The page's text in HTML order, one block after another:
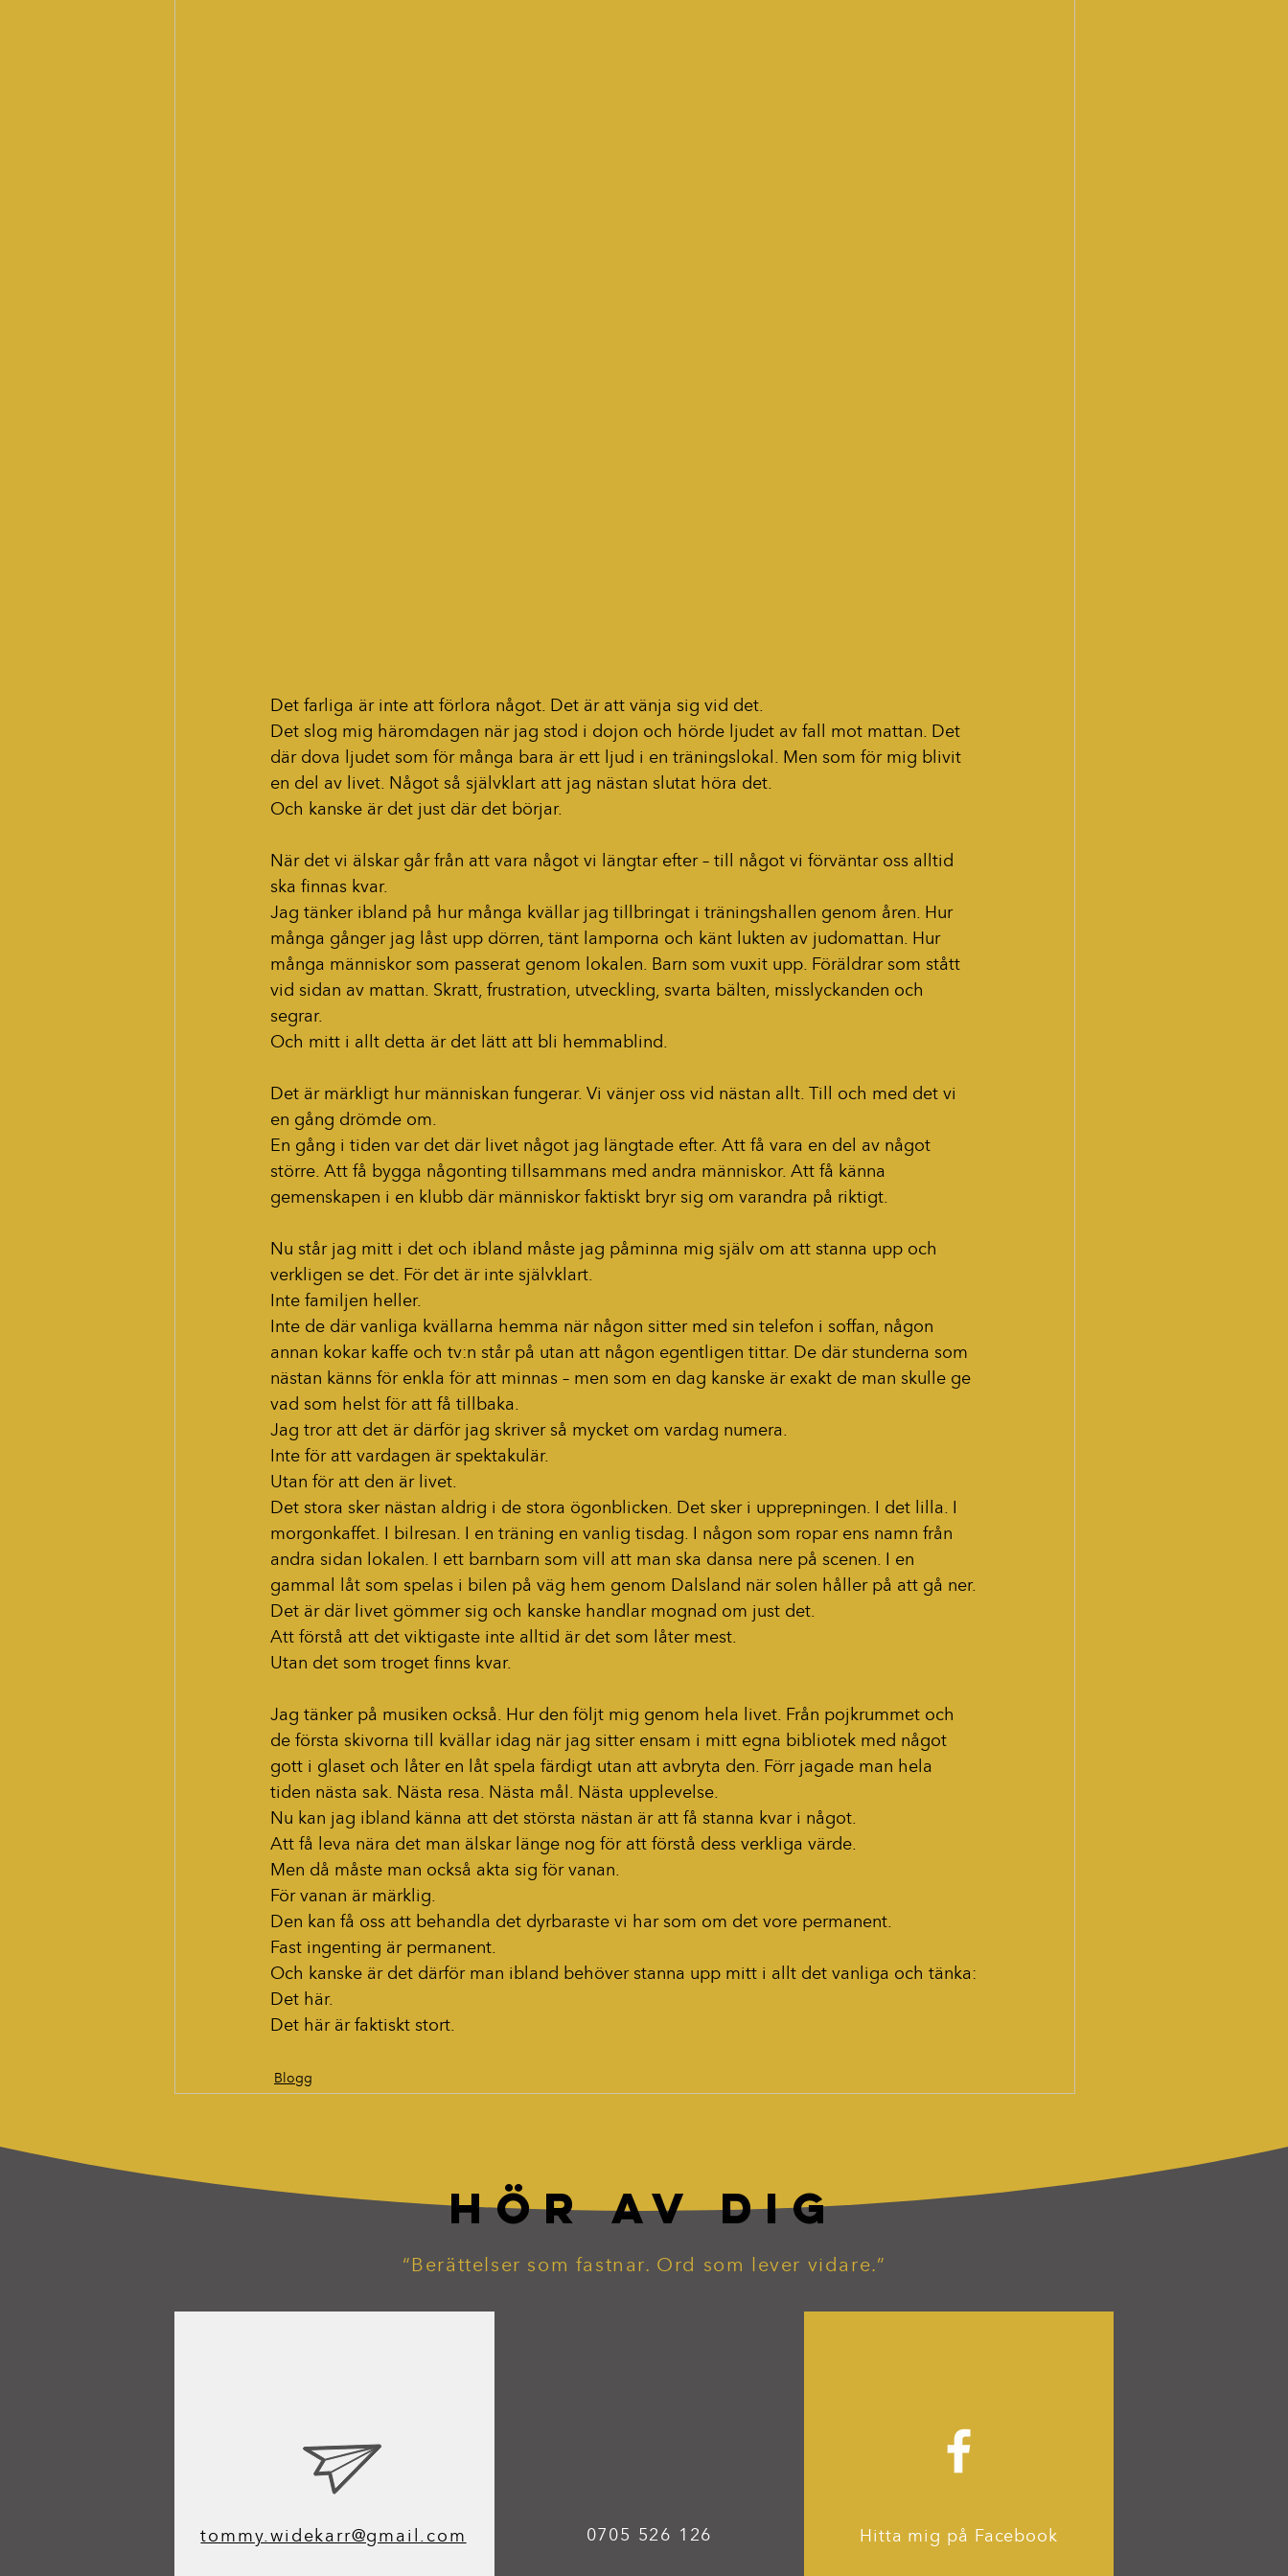
Det farliga är inte att förlora något. Det är att vänja sig vid det.
Det slog mig häromdagen när jag stod i dojon och hörde ljudet av fall mot mattan. Det
där dova ljudet som för många bara är ett ljud i en träningslokal. Men som för mig blivit
en del av livet. Något så självklart att jag nästan slutat höra det.
Och kanske är det just där det börjar.
När det vi älskar går från att vara något vi längtar efter – till något vi förväntar oss alltid
ska finnas kvar.
Jag tänker ibland på hur många kvällar jag tillbringat i träningshallen genom åren. Hur
många gånger jag låst upp dörren, tänt lamporna och känt lukten av judomattan. Hur
många människor som passerat genom lokalen. Barn som vuxit upp. Föräldrar som stått
vid sidan av mattan. Skratt, frustration, utveckling, svarta bälten, misslyckanden och
segrar.
Och mitt i allt detta är det lätt att bli hemmablind.
Det är märkligt hur människan fungerar. Vi vänjer oss vid nästan allt. Till och med det vi
en gång drömde om.
En gång i tiden var det där livet något jag längtade efter. Att få vara en del av något
större. Att få bygga någonting tillsammans med andra människor. Att få känna
gemenskapen i en klubb där människor faktiskt bryr sig om varandra på riktigt.
Nu står jag mitt i det och ibland måste jag påminna mig själv om att stanna upp och
verkligen se det. För det är inte självklart.
Inte familjen heller.
Inte de där vanliga kvällarna hemma när någon sitter med sin telefon i soffan, någon
annan kokar kaffe och tv:n står på utan att någon egentligen tittar. De där stunderna som
nästan känns för enkla för att minnas – men som en dag kanske är exakt de man skulle ge
vad som helst för att få tillbaka.
Jag tror att det är därför jag skriver så mycket om vardag numera.
Inte för att vardagen är spektakulär.
Utan för att den är livet.
Det stora sker nästan aldrig i de stora ögonblicken. Det sker i upprepningen. I det lilla. I
morgonkaffet. I bilresan. I en träning en vanlig tisdag. I någon som ropar ens namn från
andra sidan lokalen. I ett barnbarn som vill att man ska dansa nere på scenen. I en
gammal låt som spelas i bilen på väg hem genom Dalsland när solen håller på att gå ner.
Det är där livet gömmer sig och kanske handlar mognad om just det.
Att förstå att det viktigaste inte alltid är det som låter mest.
Utan det som troget finns kvar.
Jag tänker på musiken också. Hur den följt mig genom hela livet. Från pojkrummet och
de första skivorna till kvällar idag när jag sitter ensam i mitt egna bibliotek med något
gott i glaset och låter en låt spela färdigt utan att avbryta den. Förr jagade man hela
tiden nästa sak. Nästa resa. Nästa mål. Nästa upplevelse.
Nu kan jag ibland känna att det största nästan är att få stanna kvar i något.
Att få leva nära det man älskar länge nog för att förstå dess verkliga värde.
Men då måste man också akta sig för vanan.
För vanan är märklig.
Den kan få oss att behandla det dyrbaraste vi har som om det vore permanent.
Fast ingenting är permanent.
Och kanske är det därför man ibland behöver stanna upp mitt i allt det vanliga och tänka:
Det här.
Det här är faktiskt stort.
Blogg
HÖR AV DIG
“Berättelser som fastnar. Ord som lever vidare.”
tommy.widekarr@gmail.com 0705 526 126 Hitta mig på Facebook